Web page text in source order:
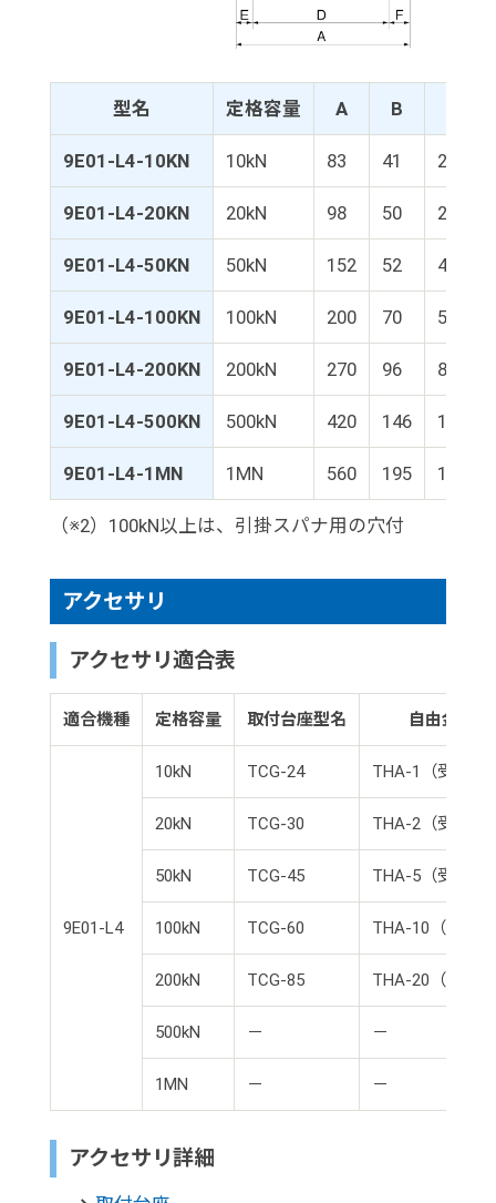
型名 定格容量 A B
9E01-L4-10KN 10kN 83 41 24
9E01-L4-20KN 20kN 98 50 29.5
9E01-L4-50KN 50kN 152 52 44.5
9E01-L4-100KN 100kN 200 70 59
9E01-L4-200KN 200kN 270 96 84
9E01-L4-500KN 500kN 420 146 129
9E01-L4-1MN 1MN 560 195 174
（※2）100kN以上は、引掛スパナ用の穴付
アクセサリ
アクセサリ適合表
適合機種 定格容量 取付台座型名 自由金具型
9E01-L4
10kN TCG-24 THA-1（受注生
20kN TCG-30 THA-2（受注生
50kN TCG-45 THA-5（受注生
100kN TCG-60 THA-10（受注
200kN TCG-85 THA-20（受注
500kN － －
1MN － －
アクセサリ詳細